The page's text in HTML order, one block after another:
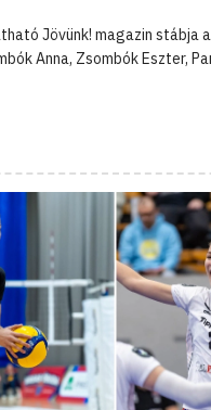
Jövünk! magazin stábja
Anna, Zsombók Eszter,